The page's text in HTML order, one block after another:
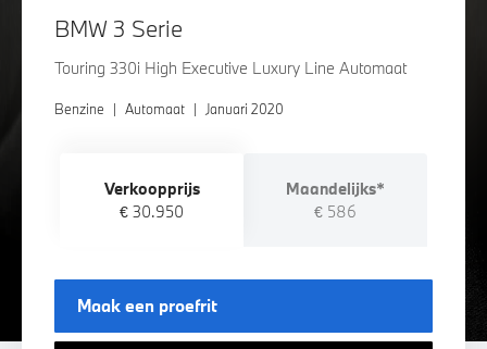
BMW 3 Serie
Touring 330i High Executive Luxury Line Automaat
Benzine | Automaat | Januari 2020
Verkoopprijs
€ 30.950
Maandelijks*
€ 586
Maak een proefrit